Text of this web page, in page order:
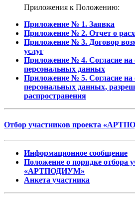
Приложения к Положению:
Приложение № 1. Заявка
Приложение № 2. Отчет о
Приложение № 3. Договор
услуг
Приложение № 4. Согласие на
персональных данных
Приложение № 5. Согласие на
персональных данных,
распространения
Отбор участников проекта
Информационное сообщение
Положение о порядке отбора
«АРТПОДИУМ»
Анкета участника